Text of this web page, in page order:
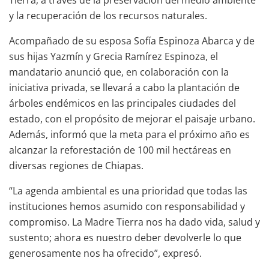
y la recuperación de los recursos naturales.
Acompañado de su esposa Sofía Espinoza Abarca y de
sus hijas Yazmín y Grecia Ramírez Espinoza, el
mandatario anunció que, en colaboración con la
iniciativa privada, se llevará a cabo la plantación de
árboles endémicos en las principales ciudades del
estado, con el propósito de mejorar el paisaje urbano.
Además, informó que la meta para el próximo año es
alcanzar la reforestación de 100 mil hectáreas en
diversas regiones de Chiapas.
“La agenda ambiental es una prioridad que todas las
instituciones hemos asumido con responsabilidad y
compromiso. La Madre Tierra nos ha dado vida, salud y
sustento; ahora es nuestro deber devolverle lo que
generosamente nos ha ofrecido”, expresó.